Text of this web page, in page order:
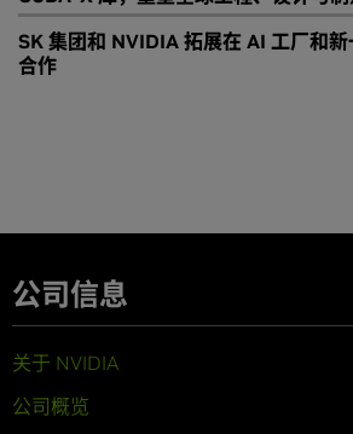
SK 集团和 NVIDIA 拓展在 AI 工厂和
合作
公司信息
关于 NVIDIA
公司概览